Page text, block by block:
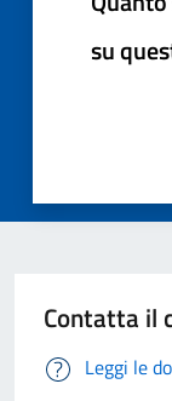
su
Contatta il
Leggi le